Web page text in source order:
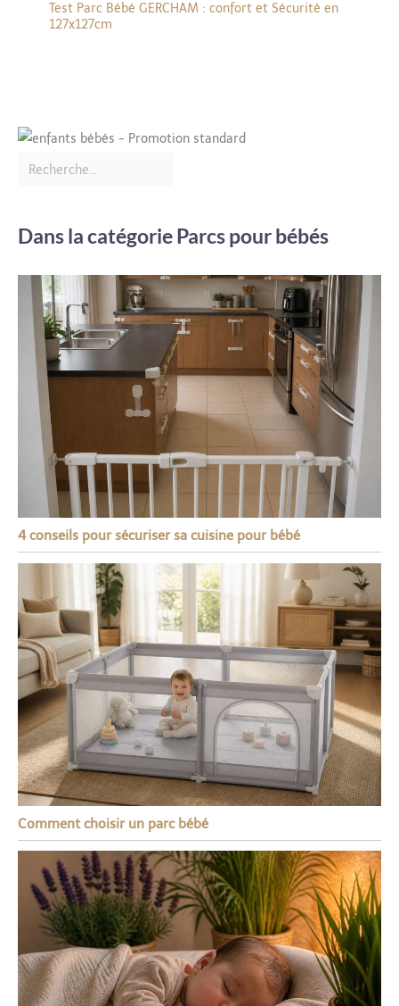
Test Parc Bébé GERCHAM : confort et Sécurité en
127x127cm
Dans la catégorie Parcs pour bébés
4 conseils pour sécuriser sa cuisine pour bébé
Comment choisir un parc bébé